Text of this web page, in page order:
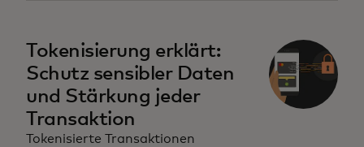
Tokenisierung erklärt:
Schutz sensibler Daten
und Stärkung jeder
Transaktion
Tokenisierte Transaktionen